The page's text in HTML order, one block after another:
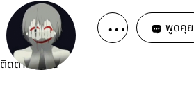
พูดคุย
ติดตาม0คน